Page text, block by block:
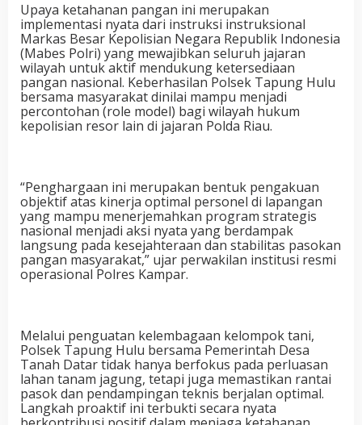
Upaya ketahanan pangan ini merupakan
implementasi nyata dari instruksi instruksional
Markas Besar Kepolisian Negara Republik Indonesia
(Mabes Polri) yang mewajibkan seluruh jajaran
wilayah untuk aktif mendukung ketersediaan
pangan nasional. Keberhasilan Polsek Tapung Hulu
bersama masyarakat dinilai mampu menjadi
percontohan (role model) bagi wilayah hukum
kepolisian resor lain di jajaran Polda Riau.
“Penghargaan ini merupakan bentuk pengakuan
objektif atas kinerja optimal personel di lapangan
yang mampu menerjemahkan program strategis
nasional menjadi aksi nyata yang berdampak
langsung pada kesejahteraan dan stabilitas pasokan
pangan masyarakat,” ujar perwakilan institusi resmi
operasional Polres Kampar.
Melalui penguatan kelembagaan kelompok tani,
Polsek Tapung Hulu bersama Pemerintah Desa
Tanah Datar tidak hanya berfokus pada perluasan
lahan tanam jagung, tetapi juga memastikan rantai
pasok dan pendampingan teknis berjalan optimal.
Langkah proaktif ini terbukti secara nyata